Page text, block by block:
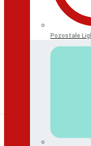
Pozostałe